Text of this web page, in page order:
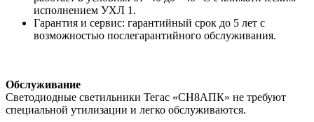
исполнением УХЛ 1.
Гарантия и сервис: гарантийный срок до 5 лет с
возможностью послегарантийного обслуживания.
Обслуживание
Светодиодные светильники Тегас «СН8АПК» не требуют
специальной утилизации и легко обслуживаются.